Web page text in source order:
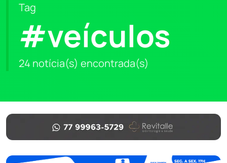
Tag
#veículos
24 notícia(s) encontrada(s)